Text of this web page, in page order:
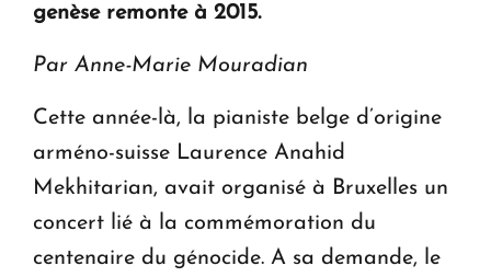
genèse remonte à 2015.
Par Anne-Marie Mouradian
Cette année-là, la pianiste belge d’origine
arméno-suisse Laurence Anahid
Mekhitarian, avait organisé à Bruxelles un
concert lié à la commémoration du
centenaire du génocide. A sa demande, le